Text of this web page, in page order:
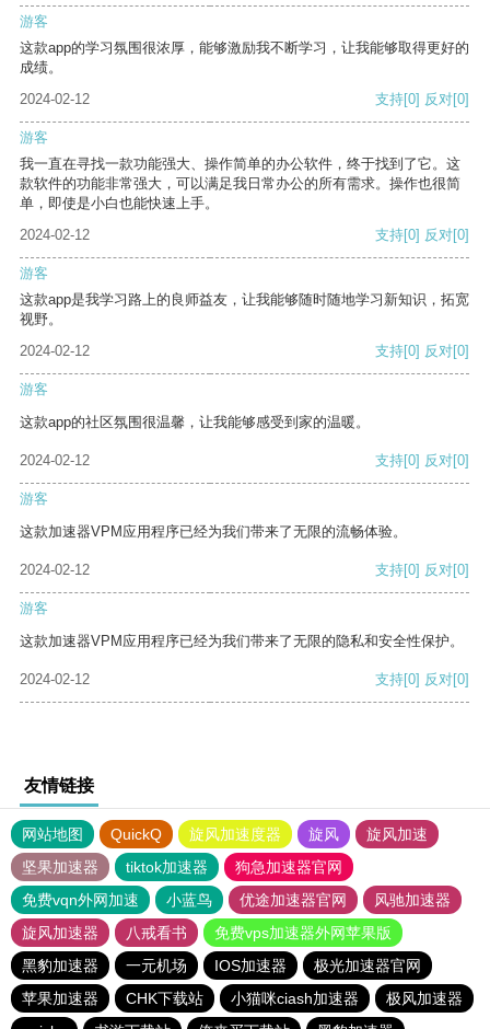
游客
这款app的学习氛围很浓厚，能够激励我不断学习，让我能够取得更好的
成绩。
2024-02-12
支持[0] 反对[0]
游客
我一直在寻找一款功能强大、操作简单的办公软件，终于找到了它。这
款软件的功能非常强大，可以满足我日常办公的所有需求。操作也很简
单，即使是小白也能快速上手。
2024-02-12
支持[0] 反对[0]
游客
这款app是我学习路上的良师益友，让我能够随时随地学习新知识，拓宽
视野。
2024-02-12
支持[0] 反对[0]
游客
这款app的社区氛围很温馨，让我能够感受到家的温暖。
2024-02-12 支持[0] 反对[0]
游客
这款加速器VPM应用程序已经为我们带来了无限的流畅体验。
2024-02-12 支持[0] 反对[0]
游客
这款加速器VPM应用程序已经为我们带来了无限的隐私和安全性保护。
2024-02-12 支持[0] 反对[0]
友情链接
网站地图 QuickQ 旋风加速度器 旋风
旋风加速
坚果加速器
tiktok加速器
狗急加速器官网
免费vqn外网加速
小蓝鸟 优途加速器官网
风驰加速器
旋风加速器
八戒看书
免费vps加速器外网苹果版
黑豹加速器
一元机场 IOS加速器
极光加速器官网
苹果加速器
CHK下载站 小猫咪ciash加速器
极风加速器